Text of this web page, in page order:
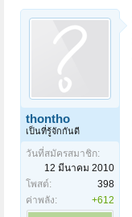
thontho
เป็นที่รู้จักกันดี
วันที่สมัครสมาชิก:
12 มีนาคม 2010
โพสต์:
398
ค่าพลัง:
+612